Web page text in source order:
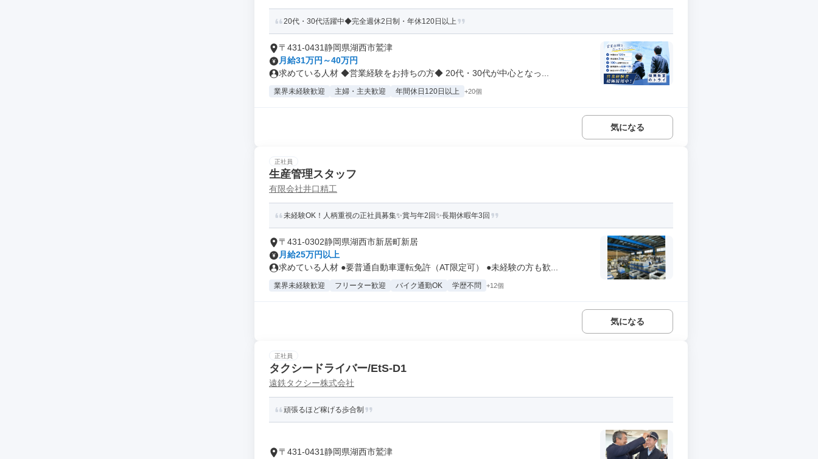
20代・30代活躍中◆完全週休2日制・年休120日以上
〒431-0431静岡県湖西市鷲津
月給31万円～40万円
求めている人材 ◆営業経験をお持ちの方◆ 20代・30代が中心となっ...
業界未経験歓迎 主婦・主夫歓迎 年間休日120日以上 +20個
気になる
正社員
生産管理スタッフ
有限会社井口精工
未経験OK！人柄重視の正社員募集✨賞与年2回✨長期休暇年3回
〒431-0302静岡県湖西市新居町新居
月給25万円以上
求めている人材 ●要普通自動車運転免許（AT限定可） ●未経験の方も歓...
業界未経験歓迎 フリーター歓迎 バイク通勤OK 学歴不問 +12個
気になる
正社員
タクシードライバー/EtS-D1
遠鉄タクシー株式会社
頑張るほど稼げる歩合制
〒431-0431静岡県湖西市鷲津